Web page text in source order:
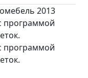
2013
программой
программой